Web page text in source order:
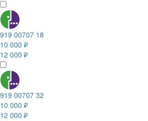
919 00707 18
10 000 ₽
12 000 ₽
919 00707 32
10 000 ₽
12 000 ₽